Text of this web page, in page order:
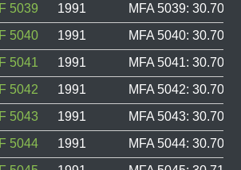
5039
1991
MFA 5039:
5040
1991
MFA 5040:
5041
1991
MFA 5041:
5042
1991
MFA 5042:
5043
1991
MFA 5043:
5044
1991
MFA 5044: